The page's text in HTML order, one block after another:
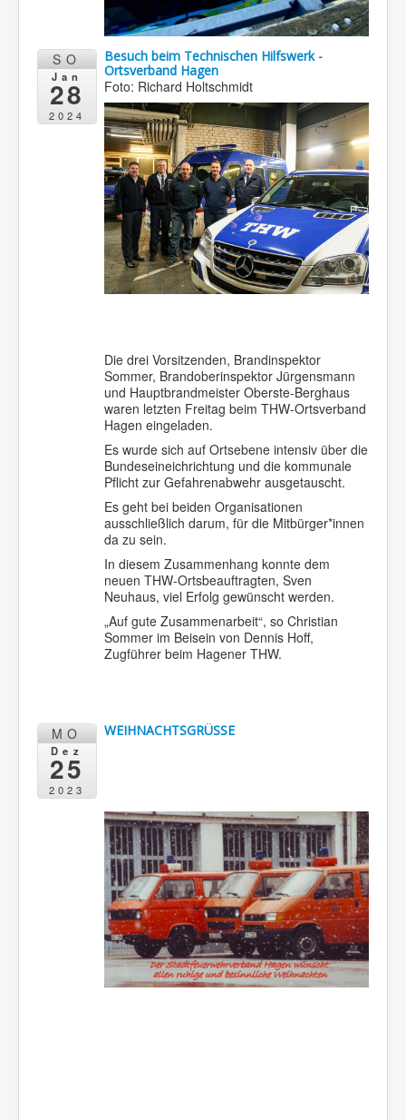
SO
Jan
28
2024
Besuch beim Technischen Hilfswerk -
Ortsverband Hagen
Foto: Richard Holtschmidt
Die drei Vorsitzenden, Brandinspektor
Sommer, Brandoberinspektor Jürgensmann
und Hauptbrandmeister Oberste-Berghaus
waren letzten Freitag beim THW-Ortsverband
Hagen eingeladen.
Es wurde sich auf Ortsebene intensiv über die
Bundeseineichrichtung und die kommunale
Pflicht zur Gefahrenabwehr ausgetauscht.
Es geht bei beiden Organisationen
ausschließlich darum, für die Mitbürger*innen
da zu sein.
In diesem Zusammenhang konnte dem
neuen THW-Ortsbeauftragten, Sven
Neuhaus, viel Erfolg gewünscht werden.
„Auf gute Zusammenarbeit“, so Christian
Sommer im Beisein von Dennis Hoff,
Zugführer beim Hagener THW.
MO
Dez
25
2023
WEIHNACHTSGRÜSSE